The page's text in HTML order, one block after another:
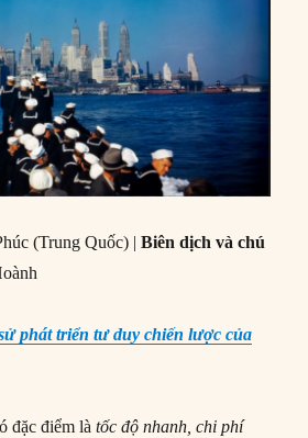
(Trung Quốc) |Biên dịch và chú
phát triển tư duy chiến lược của
đặc điểm làtốc độ nhanh, chi phí